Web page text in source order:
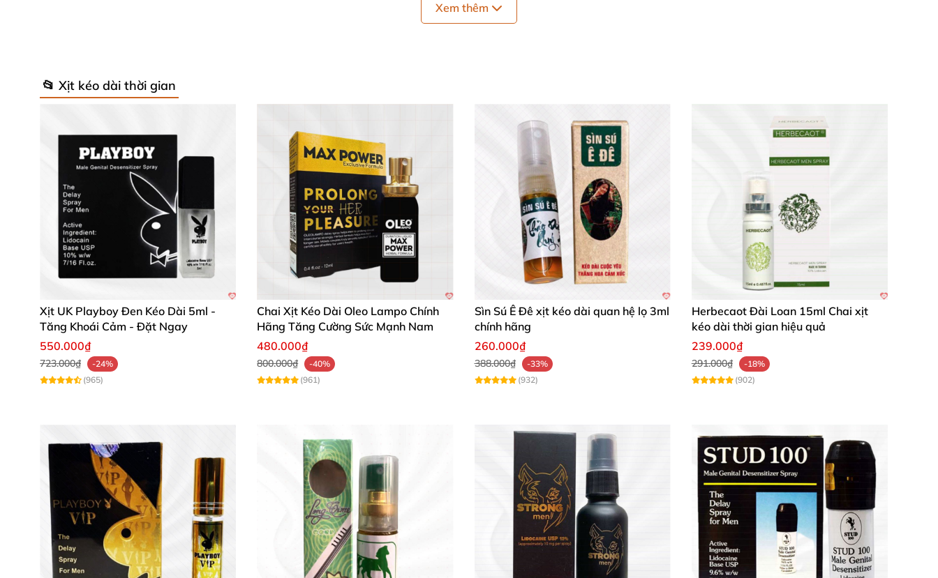
Đối tượng: Nam giới cần tăng cường sinh lý.
Tính năng: Tăng cường độ cứng, kéo dài thời gian quan hệ, chống xuất tinh sớm.
Thành phần chính: Thảo dược tự nhiên an toàn.
Xem thêm
📂 Xịt kéo dài thời gian
Xịt UK Playboy Đen Kéo Dài 5ml -
Tăng Khoái Cảm - Đặt Ngay
550.000₫
723.000₫
-24%
(965)
Chai Xịt Kéo Dài Oleo Lampo Chính
Hãng Tăng Cường Sức Mạnh Nam
480.000₫
800.000₫
-40%
(961)
Sìn Sú Ê Đê xịt kéo dài quan hệ lọ 3ml
chính hãng
260.000₫
388.000₫
-33%
(932)
Herbecaot Đài Loan 15ml Chai xịt
kéo dài thời gian hiệu quả
239.000₫
291.000₫
-18%
(902)